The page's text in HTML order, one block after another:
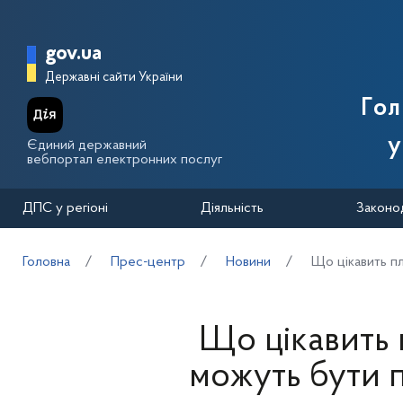
Головна сторінка Державної
gov.ua
Державні сайти України
Єдиний державний
вебпортал електронних послуг
ДПС у регіоні Діяльність
Головна Прес-центр Новини Що цікавить
Що цікавить
можуть бути